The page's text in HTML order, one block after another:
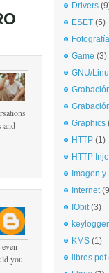
and
you
Drivers
ESET (5)
Fotografía
Game (3)
GNU/
Graphics
HTTP (1)
HTTP
Imagen
Internet
IObit (3)
KMS (1)
libros pdf